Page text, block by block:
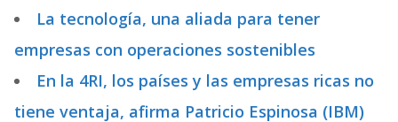
La tecnología, una aliada para tener
empresas con operaciones sostenibles
En la 4RI, los países y las empresas ricas no
tiene ventaja, afirma Patricio Espinosa (IBM)